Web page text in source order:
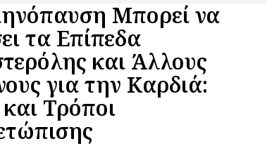
Μπορεί να
τα Επίπεδα
και Άλλους
για την Καρδιά:
και Τρόποι